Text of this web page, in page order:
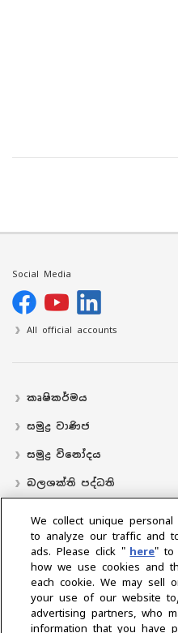
Social Media
All official accounts
කෘෂිකර්මය
සමුද්‍ර වාණිජ
සමුද්‍ර විනෝදය
බලශක්ති පද්ධති
බෙදාහරින්නාගේ ස්ථානය
සහාය
අප ගැන
ජනාධිපතිගේ පණිවිඩය අපේ
We collect unique
to analyze our traffic and
ads. Please click " here" to
how we use cookies and
each cookie. We may sell
your use of our website
advertising partners, who
information that you have